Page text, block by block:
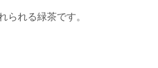
られる緑茶です。